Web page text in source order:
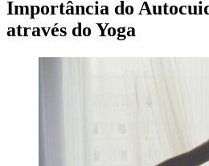
Importância do
através do Yoga